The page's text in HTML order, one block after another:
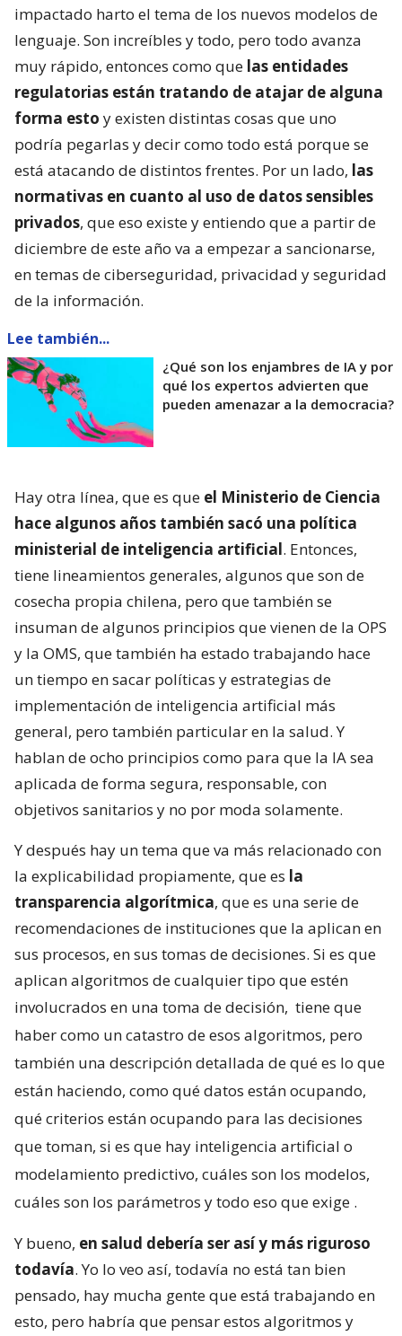
impactado harto el tema de los nuevos modelos de
lenguaje. Son increíbles y todo, pero todo avanza
muy rápido, entonces como que las entidades
regulatorias están tratando de atajar de alguna
forma esto y existen distintas cosas que uno
podría pegarlas y decir como todo está porque se
está atacando de distintos frentes. Por un lado, las
normativas en cuanto al uso de datos sensibles
privados, que eso existe y entiendo que a partir de
diciembre de este año va a empezar a sancionarse,
en temas de ciberseguridad, privacidad y seguridad
de la información.
Lee también...
¿Qué son los enjambres de IA y por
qué los expertos advierten que
pueden amenazar a la democracia?
Hay otra línea, que es que el Ministerio de Ciencia
hace algunos años también sacó una política
ministerial de inteligencia artificial. Entonces,
tiene lineamientos generales, algunos que son de
cosecha propia chilena, pero que también se
insuman de algunos principios que vienen de la OPS
y la OMS, que también ha estado trabajando hace
un tiempo en sacar políticas y estrategias de
implementación de inteligencia artificial más
general, pero también particular en la salud. Y
hablan de ocho principios como para que la IA sea
aplicada de forma segura, responsable, con
objetivos sanitarios y no por moda solamente.
Y después hay un tema que va más relacionado con
la explicabilidad propiamente, que es la
transparencia algorítmica, que es una serie de
recomendaciones de instituciones que la aplican en
sus procesos, en sus tomas de decisiones. Si es que
aplican algoritmos de cualquier tipo que estén
involucrados en una toma de decisión, tiene que
haber como un catastro de esos algoritmos, pero
también una descripción detallada de qué es lo que
están haciendo, como qué datos están ocupando,
qué criterios están ocupando para las decisiones
que toman, si es que hay inteligencia artificial o
modelamiento predictivo, cuáles son los modelos,
cuáles son los parámetros y todo eso que exige .
Y bueno, en salud debería ser así y más riguroso
todavía. Yo lo veo así, todavía no está tan bien
pensado, hay mucha gente que está trabajando en
esto, pero habría que pensar estos algoritmos y